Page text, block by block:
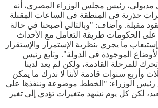
رئيس مجلس الوزراء المصري، أنه
جذرية في المنطقة في الساعات المقبلة
لعقود مقبلة. وأضاف: "وبالتالي أصبحنا في حالة
على الحكومات طريقة التعامل مع الأحداث
ما يجري بنظرية الإستمرار والإستقرار
الموجودة في الدولة". وتابع رئيس
للمرحلة القادمة، ولكن لم يعد لدينا
وأربع سنوات قادمة لأننا لا ندرك ما يمكن
الوزراء: "الخطط موضوعة وننفذها على
لكن كل يوم نشهد متغيرات تؤدي إلى تغير